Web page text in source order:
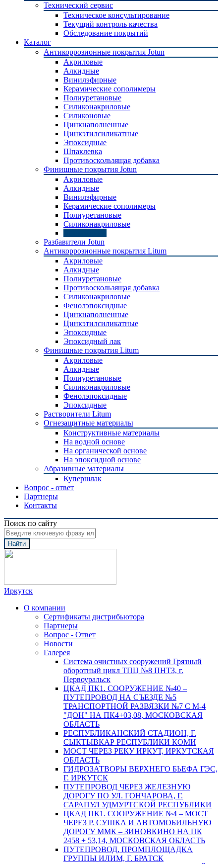
Технический сервис
Техническое консультирование
Текущий контроль качества
Обследование покрытий
Каталог
Антикоррозионные покрытия Jotun
Акриловые
Алкидные
Винилэфирные
Керамические сополимеры
Полиуретановые
Силиконакриловые
Силиконовые
Цинкнаполненные
Цинкэтилсиликатные
Эпоксидные
Шпаклевка
Противоскользящая добавка
Финишные покрытия Jotun
Акриловые
Алкидные
Винилэфирные
Керамические сополимеры
Полиуретановые
Силиконакриловые
Разбавители Jotun
Антикоррозионные покрытия Litum
Акриловые
Алкидные
Полиуретановые
Противоскользящая добавка
Силиконакриловые
Фенолэпоксидные
Цинкнаполненные
Цинкэтилсиликатные
Эпоксидные
Эпоксидный лак
Финишные покрытия Litum
Акриловые
Алкидные
Полиуретановые
Силиконакриловые
Фенолэпоксидные
Эпоксидные
Растворители Litum
Огнезащитные материалы
Конструктивные материалы
На водной основе
На органической основе
На эпоксидной основе
Абразивные материалы
Купершлак
Вопрос - ответ
Партнеры
Контакты
Поиск по сайту
Найти
Иркутск
О компании
Сертификаты дистрибьютора
Партнеры
Вопрос - Ответ
Новости
Галерея
Система очистных сооружений Грязный
оборотный цикл ТПЦ №8 ПНТЗ, г.
Первоуральск
ЦКАД ПК1. СООРУЖЕНИЕ №40 –
ПУТЕПРОВОД НА СЪЕЗДЕ №5
ТРАНСПОРТНОЙ РАЗВЯЗКИ №7 С М-4
"ДОН" НА ПК4+03,08, МОСКОВСКАЯ
ОБЛАСТЬ
РЕСПУБЛИКАНСКИЙ СТАДИОН, Г.
СЫКТЫВКАР РЕСПУБЛИКИ КОМИ
МОСТ ЧЕРЕЗ РЕКУ ИРКУТ, ИРКУТСКАЯ
ОБЛАСТЬ
ГИДРОЗАТВОРЫ ВЕРХНЕГО БЬЕФА ГЭС,
Г. ИРКУТСК
ПУТЕПРОВОД ЧЕРЕЗ ЖЕЛЕЗНУЮ
ДОРОГУ ПО УЛ. ГОНЧАРОВА, Г.
САРАПУЛ УДМУРТСКОЙ РЕСПУБЛИКИ
ЦКАД ПК1. СООРУЖЕНИЕ №4 – МОСТ
ЧЕРЕЗ Р. СУШКА И АВТОМОБИЛЬНУЮ
ДОРОГУ ММК – ЗИНОВКИНО НА ПК
2458 + 53,14, МОСКОВСКАЯ ОБЛАСТЬ
ПУТЕПРОВОД, ПРОМПЛОЩАДКА
ГРУППЫ ИЛИМ, Г. БРАТСК